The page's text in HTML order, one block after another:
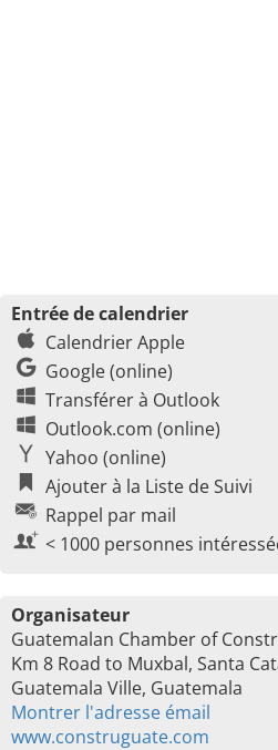
Entrée de calendrier
Calendrier Apple
Google (online)
Transférer à Outlook
Outlook.com (online)
Yahoo (online)
Ajouter à la Liste de Suivi
Rappel par mail
< 1000 personnes
Organisateur
Guatemalan Chamber of
Km 8 Road to Muxbal, Santa
Guatemala Ville, Guatemala
Montrer l'adresse émail
www.construguate.com